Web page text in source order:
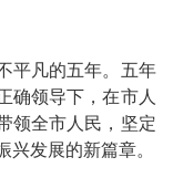
凡的五年。五年
确领导下，在市人
领全市人民，坚定
发展的新篇章。